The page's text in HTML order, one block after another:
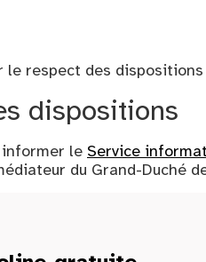
le respect des dispositions
dispositions
informer le Service
du Grand-Duché